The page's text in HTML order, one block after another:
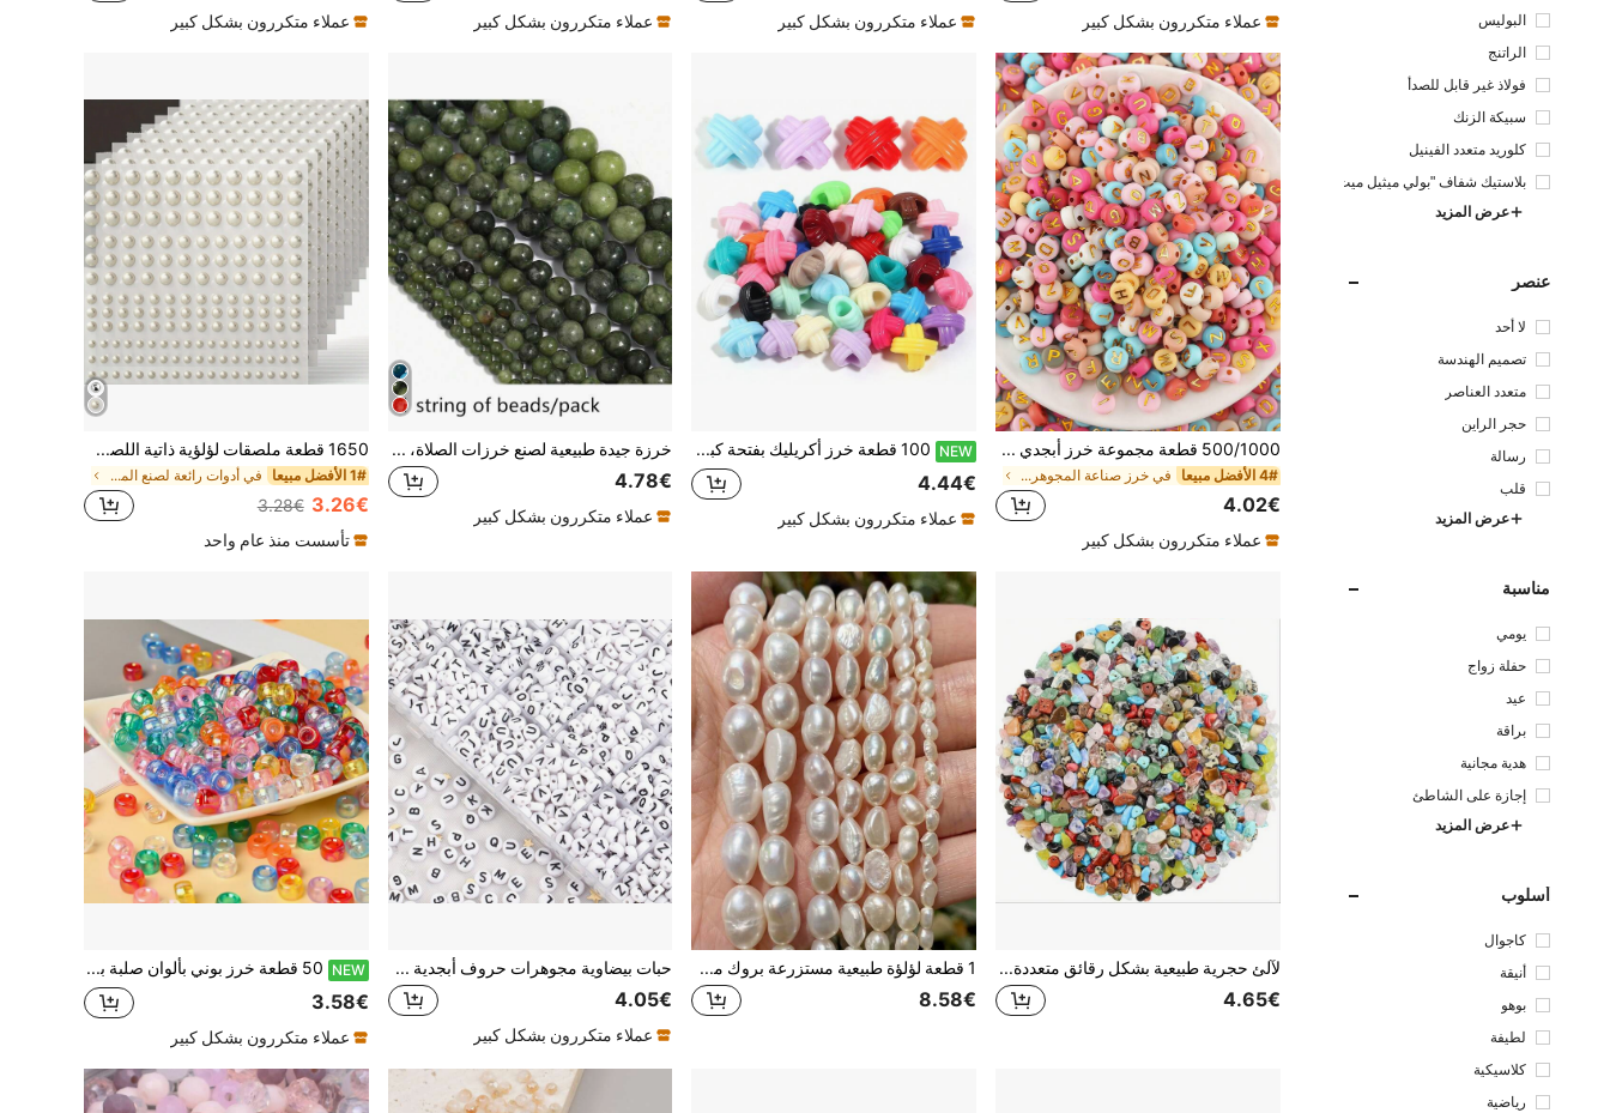
البوليس
تر
الراتنج
فولاذ غير قابل للصدأ
سبيكة الزنك
كلوريد متعدد الفينيل
بلاستيك شفاف "بولي ميثيل ميث
اكريلات "
عرض المزيد
عنصر
لا أحد
تصميم الهندسة
متعدد العناصر
حجر الراين
رسالة
قلب
عرض المزيد
مناسبة
يومي
حفلة زواج
عيد
براقة
هدية مجانية
إجازة على الشاطئ
عرض المزيد
أسلوب
كاجوال
أنيقة
بوهو
لطيفة
كلاسيكية
رياضية
عملاء متكررون بشكل كبير
عملاء متكررون بشكل كبير
عملاء متكررون بشكل كبير
عملاء متكررون بشكل كبير
500/1000 قطعة مجموعة خرز أبجدي ملون من الأكريليك، خرز الحروف من A-Z، مناسب لصنع أساور DIY، سلاسل المفاتيح وأعمال صنع قلادات الأسماء
4# الأفضل مبيعا في خرز صناعة المجوهرات مجوهرات اصنعها بنفسك
4.02€
عملاء متكررون بشكل كبير
NEW 100 قطعة خرز أكريليك بفتحة كبيرة بتصميم عقدة ملتوية وملمس كرمة، خرز فضفاض بنسيج متقاطع للأعمال اليدوية لضفائر الشعر وأحزمة الهواتف والأساور والقلائد
4.44€
عملاء متكررون بشكل كبير
خرزة جيدة طبيعية لصنع خرزات الصلاة، الأساور، العناقيد، المواد تزيينية العتيقة
4.78€
عملاء متكررون بشكل كبير
1650 قطعة ملصقات لؤلؤية ذاتية اللصق، 4 أحجام، لؤلؤ أبيض حليبي للمجوهرات والأظافر والوجه والجسم والشعر وزينة الهاتف، 0.12 بوصة/0.16 بوصة/0.20 بوصة/0.24 بوصة، جمالية
1# الأفضل مبيعا في أدوات رائعة لصنع المجوهرات صناعة الخرز والمجوهر
3.26€
3.28€
تأسست منذ عام واحد
لآلئ حجرية طبيعية بشكل رقائق متعددة الألوان 100/200/300/400/500 قطعة لصنع المجوهرات- مستلزمات صنع سوار وعقد مصنوعة بنفسك
4.65€
1 قطعة لؤلؤة طبيعية مستزرعة بروك من المياه العذبة بحجم 4-11ملم، ذات ثقب مرور، باللون الأبيض، إكسسوار نصف جاهز لصنع المجوهرات DIY
8.58€
حبات بيضاوية مجوهرات حروف أبجدية مكتوبة 7x4 مم لاصقة مجاناً 500/1000حبة/عبوة لصنع الأسوار و الأطواق و المجوهرات
4.05€
عملاء متكررون بشكل كبير
NEW 50 قطعة خرز بوني بألوان صلبة بفتحة كبيرة 6x9 مم لصنع المجوهرات DIY، خرز أكريليك متعدد الألوان لأساور الصداقة & ضفائر الشعر، مستلزمات حرفية
3.58€
عملاء متكررون بشكل كبير